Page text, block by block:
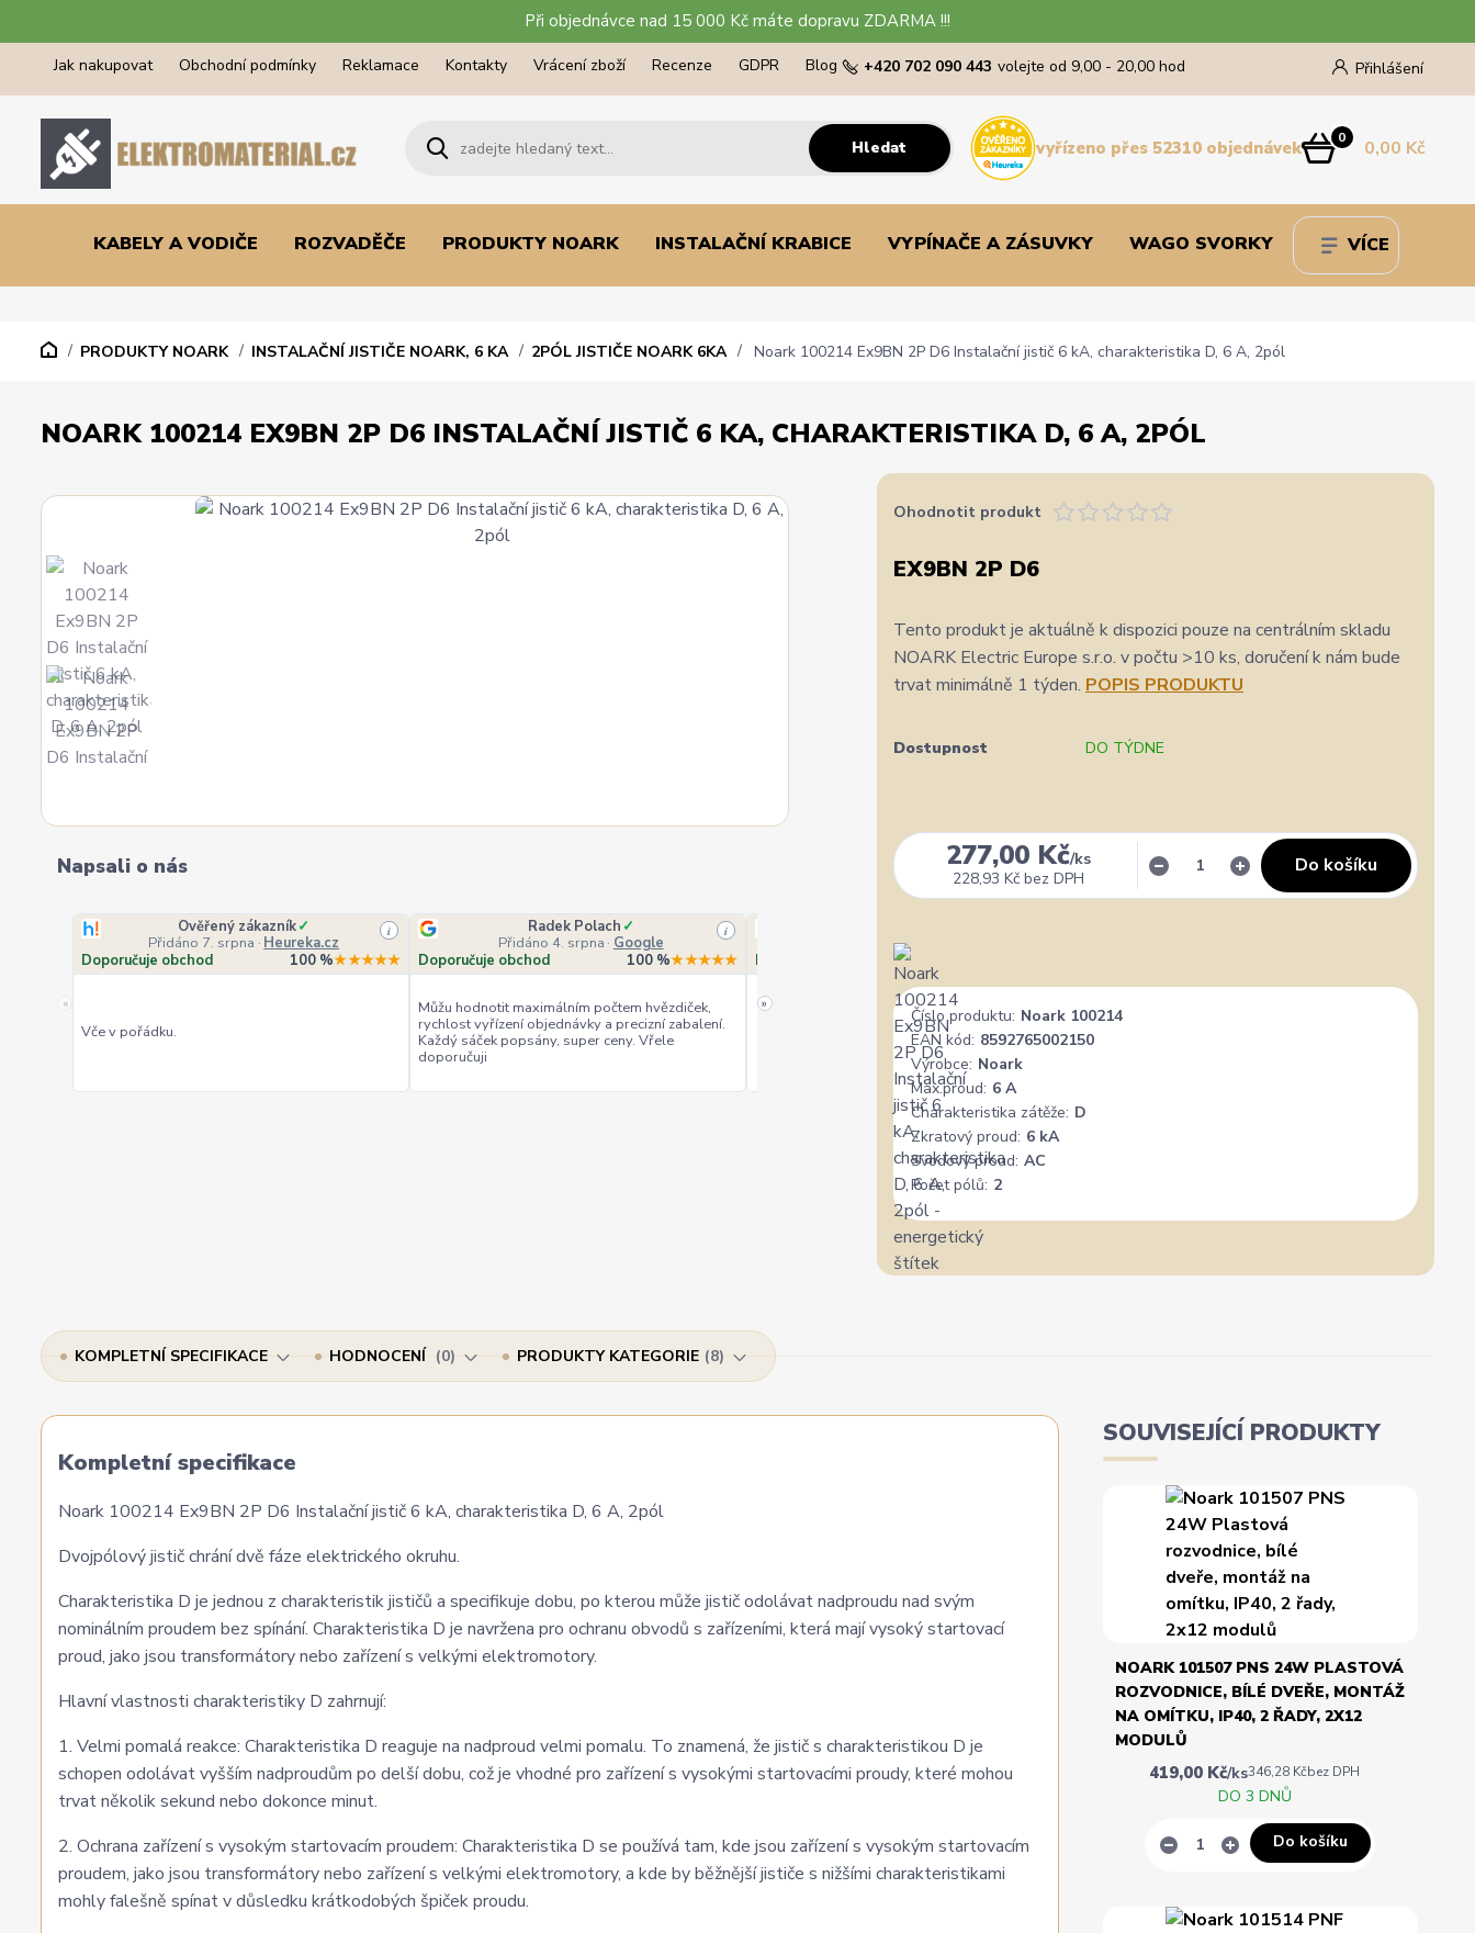
Při objednávce nad 15 000 Kč máte dopravu ZDARMA !!!
Jak nakupovat Obchodní podmínky Reklamace Kontakty Vrácení zboží Recenze GDPR Blog Přihlášení
Hledat
+420 702 090 443 volejte od 9,00 - 20,00 hod
0 0,00 Kč
vyřízeno přes 52310 objednávek
KABELY A VODIČE ROZVADĚČE PRODUKTY NOARK INSTALAČNÍ KRABICE VYPÍNAČE A ZÁSUVKY WAGO SVORKY VÍCE
PRODUKTY NOARK INSTALAČNÍ JISTIČE NOARK, 6 KA 2PÓL JISTIČE NOARK 6KA Noark 100214 Ex9BN 2P D6 Instalační jistič 6 kA, charakteristika D, 6 A, 2pól
NOARK 100214 EX9BN 2P D6 INSTALAČNÍ JISTIČ 6 KA, CHARAKTERISTIKA D, 6 A, 2PÓL
Napsali o nás
«
Ověřený zákazník✓
Přidáno 7. srpna · Heureka.cz
i
Doporučuje obchod 100 %★★★★★
Vče v pořádku.
Radek Polach ✓
Přidáno 4. srpna · Google
i
Doporučuje obchod 100 %★★★★★
Můžu hodnotit maximálním počtem hvězdiček,
rychlost vyřízení objednávky a precizní zabalení.
Každý sáček popsány, super ceny. Vřele
doporučuji
Přidáno 4. srpna
Doporučuje obchod
+ ceny
Široký výběr, milý a vstřícný personál. Mohu
jedině doporučit.
»
Ohodnotit produkt
EX9BN 2P D6
Tento produkt je aktuálně k dispozici pouze na centrálním skladu
NOARK Electric Europe s.r.o. v počtu >10 ks, doručení k nám bude
trvat minimálně 1 týden. POPIS PRODUKTU
Dostupnost DO TÝDNE
277,00 Kč/ks
228,93 Kč bez DPH
Do košíku
Číslo produktu: Noark 100214
EAN kód: 8592765002150
Výrobce: Noark
Max.proud: 6 A
Charakteristika zátěže: D
Zkratový proud: 6 kA
Svodový proud: AC
Počet pólů: 2
KOMPLETNÍ SPECIFIKACE HODNOCENÍ 0 PRODUKTY KATEGORIE 8
Kompletní specifikace
Noark 100214 Ex9BN 2P D6 Instalační jistič 6 kA, charakteristika D, 6 A, 2pól
Dvojpólový jistič chrání dvě fáze elektrického okruhu.
Charakteristika D je jednou z charakteristik jističů a specifikuje dobu, po kterou může jistič odolávat nadproudu nad svým
nominálním proudem bez spínání. Charakteristika D je navržena pro ochranu obvodů s zařízeními, která mají vysoký startovací
proud, jako jsou transformátory nebo zařízení s velkými elektromotory.
Hlavní vlastnosti charakteristiky D zahrnují:
1. Velmi pomalá reakce: Charakteristika D reaguje na nadproud velmi pomalu. To znamená, že jistič s charakteristikou D je
schopen odolávat vyšším nadproudům po delší dobu, což je vhodné pro zařízení s vysokými startovacími proudy, které mohou
trvat několik sekund nebo dokonce minut.
2. Ochrana zařízení s vysokým startovacím proudem: Charakteristika D se používá tam, kde jsou zařízení s vysokým startovacím
proudem, jako jsou transformátory nebo zařízení s velkými elektromotory, a kde by běžnější jističe s nižšími charakteristikami
mohly falešně spínat v důsledku krátkodobých špiček proudu.
SOUVISEJÍCÍ PRODUKTY
NOARK 101507 PNS 24W PLASTOVÁ
ROZVODNICE, BÍLÉ DVEŘE, MONTÁŽ
NA OMÍTKU, IP40, 2 ŘADY, 2X12
MODULŮ
419,00 Kč/ks346,28 Kčbez DPH
DO 3 DNŮ
Do košíku